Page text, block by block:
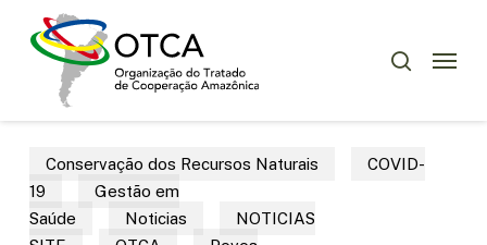
Menu
Conservação dos Recursos Naturais
COVID-
19
Gestão em
Saúde
Noticias
NOTICIAS